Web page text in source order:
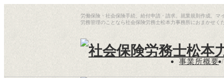
労働保険・社会保険手続、給付申請・請求、就業規則作成、マ
労務管理のことなら社会保険労務士松本力事務所におまかせく
事業所概要 /